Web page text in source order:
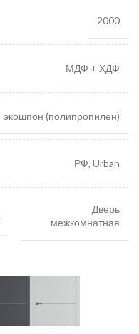
2000
МДФ + ХДФ
экошпон (полипропилен)
РФ, Urban
Дверь
межкомнатная